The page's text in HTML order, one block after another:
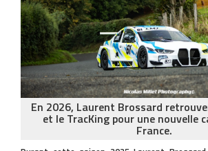
En 2026, Laurent Brossard
et le TracKing pour une nouvelle
France.